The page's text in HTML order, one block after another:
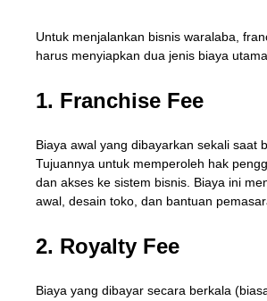
Untuk menjalankan bisnis waralaba,
harus menyiapkan dua jenis biaya
1. Franchise Fee
Biaya awal yang dibayarkan sekali saat
Tujuannya untuk memperoleh hak
dan akses ke sistem bisnis. Biaya ini
awal, desain toko, dan bantuan
2. Royalty Fee
Biaya yang dibayar secara berkala